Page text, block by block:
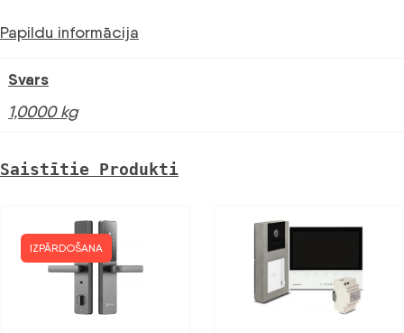
Papildu informācija
Svars
1,0000 kg
Saistītie Produkti
IZPĀRDOŠANA